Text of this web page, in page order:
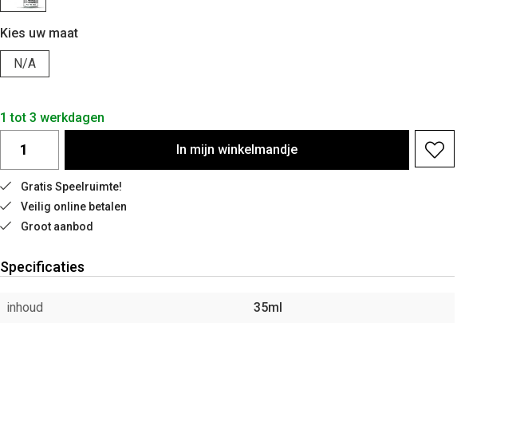
Kies uw maat
N/A
1 tot 3 werkdagen
In mijn winkelmandje
Gratis Speelruimte!
Veilig online betalen
Groot aanbod
Specificaties
inhoud 35ml